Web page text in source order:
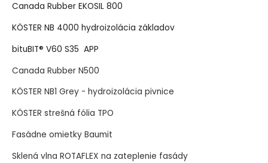
Canada Rubber EKOSIL 800
KÖSTER NB 4000 hydroizolácia základov
bituBIT® V60 S35 APP
Canada Rubber N500
KÖSTER NB1 Grey - hydroizolácia pivnice
KÖSTER strešná fólia TPO
Fasádne omietky Baumit
Sklená vlna ROTAFLEX na zateplenie fasády